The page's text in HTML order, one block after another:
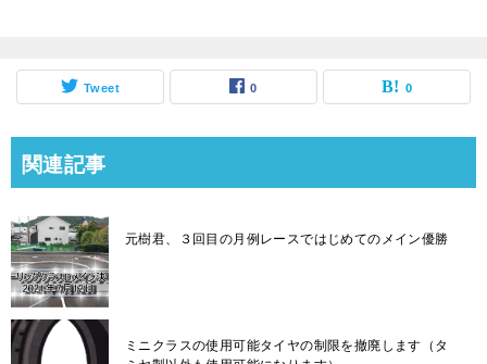
Tweet 0 0
関連記事
元樹君、３回目の月例レースではじめてのメイン優勝
ミニクラスの使用可能タイヤの制限を撤廃します（タ